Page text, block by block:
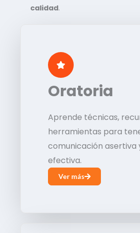
calidad.
Oratoria
Aprende técnicas,
herramientas para
comunicación asertiva
efectiva.
Ver más